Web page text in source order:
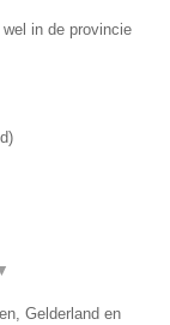
in de provincie
)
Gelderland en